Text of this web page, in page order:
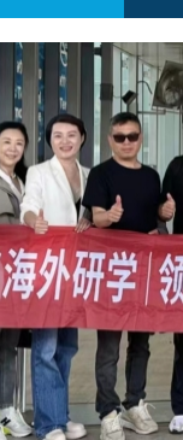
访问机构